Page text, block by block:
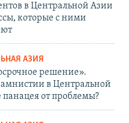
в Центральной Азии
которые с ними
АЗИЯ
решение».
в Центральной
от проблемы?